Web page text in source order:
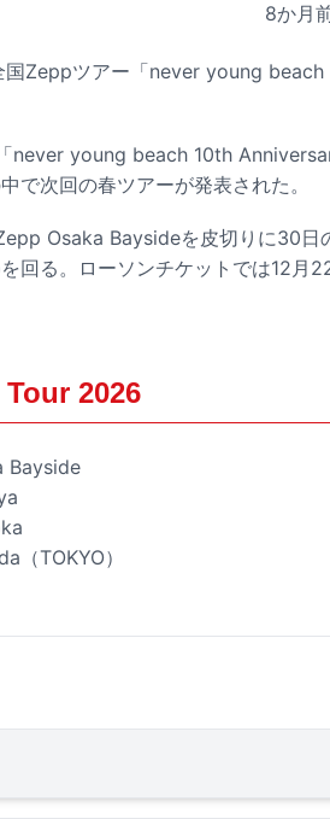
8か月
Zeppツアー「never young
never young beach 10th
次回の春ツアーが発表された。
Osaka Baysideを皮切りに30日
回る。ローソンチケットでは12月
2026
Bayside
TOKYO）